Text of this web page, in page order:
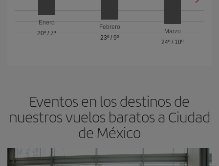
Enero
20º/7º
Febrero
23º / 9º
Marzo
24º / 10º
Eventos en los destinos de
nuestros vuelos baratos a Ciudad
de México